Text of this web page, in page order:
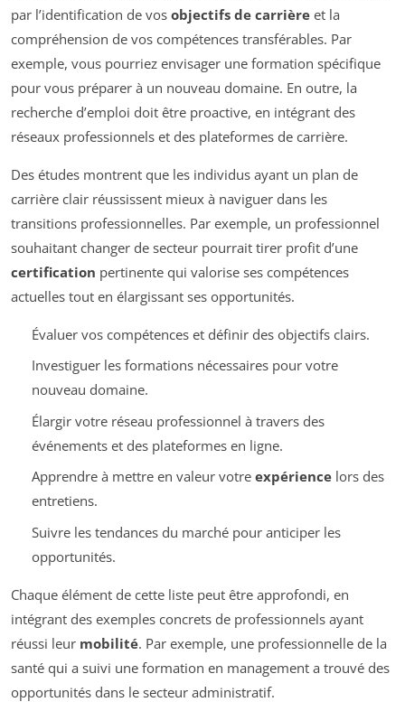
par l’identification de vos objectifs de carrière et la
compréhension de vos compétences transférables. Par
exemple, vous pourriez envisager une formation spécifique
pour vous préparer à un nouveau domaine. En outre, la
recherche d’emploi doit être proactive, en intégrant des
réseaux professionnels et des plateformes de carrière.
Des études montrent que les individus ayant un plan de
carrière clair réussissent mieux à naviguer dans les
transitions professionnelles. Par exemple, un professionnel
souhaitant changer de secteur pourrait tirer profit d’une
certification pertinente qui valorise ses compétences
actuelles tout en élargissant ses opportunités.
Évaluer vos compétences et définir des objectifs clairs.
Investiguer les formations nécessaires pour votre
nouveau domaine.
Élargir votre réseau professionnel à travers des
événements et des plateformes en ligne.
Apprendre à mettre en valeur votre expériencelors des
entretiens.
Suivre les tendances du marché pour anticiper les
opportunités.
Chaque élément de cette liste peut être approfondi, en
intégrant des exemples concrets de professionnels ayant
réussi leur mobilité. Par exemple, une professionnelle de la
santé qui a suivi une formation en management a trouvé des
opportunités dans le secteur administratif.